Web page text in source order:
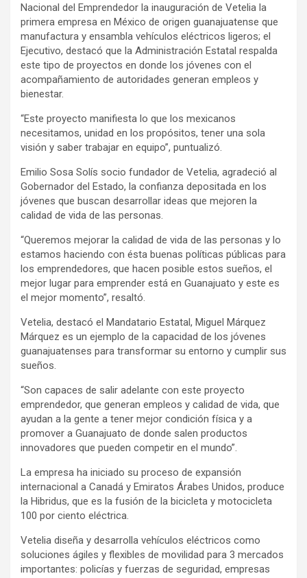
Nacional del Emprendedor la inauguración de Vetelia la
primera empresa en México de origen guanajuatense que
manufactura y ensambla vehículos eléctricos ligeros; el
Ejecutivo, destacó que la Administración Estatal respalda
este tipo de proyectos en donde los jóvenes con el
acompañamiento de autoridades generan empleos y
bienestar.
“Este proyecto manifiesta lo que los mexicanos
necesitamos, unidad en los propósitos, tener una sola
visión y saber trabajar en equipo”, puntualizó.
Emilio Sosa Solís socio fundador de Vetelia, agradeció al
Gobernador del Estado, la confianza depositada en los
jóvenes que buscan desarrollar ideas que mejoren la
calidad de vida de las personas.
“Queremos mejorar la calidad de vida de las personas y lo
estamos haciendo con ésta buenas políticas públicas para
los emprendedores, que hacen posible estos sueños, el
mejor lugar para emprender está en Guanajuato y este es
el mejor momento”, resaltó.
Vetelia, destacó el Mandatario Estatal, Miguel Márquez
Márquez es un ejemplo de la capacidad de los jóvenes
guanajuatenses para transformar su entorno y cumplir sus
sueños.
“Son capaces de salir adelante con este proyecto
emprendedor, que generan empleos y calidad de vida, que
ayudan a la gente a tener mejor condición física y a
promover a Guanajuato de donde salen productos
innovadores que pueden competir en el mundo”.
La empresa ha iniciado su proceso de expansión
internacional a Canadá y Emiratos Árabes Unidos, produce
la Hibridus, que es la fusión de la bicicleta y motocicleta
100 por ciento eléctrica.
Vetelia diseña y desarrolla vehículos eléctricos como
soluciones ágiles y flexibles de movilidad para 3 mercados
importantes: policías y fuerzas de seguridad, empresas